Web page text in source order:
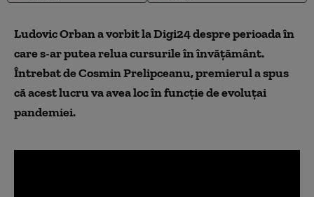
Ludovic Orban a vorbit la Digi24 despre perioada în
care s-ar putea relua cursurile în învățământ.
Întrebat de Cosmin Prelipceanu, premierul a spus
că acest lucru va avea loc în funcție de evoluțai
pandemiei.